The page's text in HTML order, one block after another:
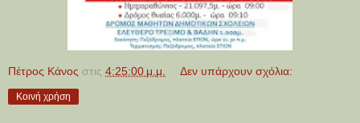
Πέτρος Κάνος στις 4:25:00 μ.μ. Δεν υπάρχουν σχόλια:
Κοινή χρήση